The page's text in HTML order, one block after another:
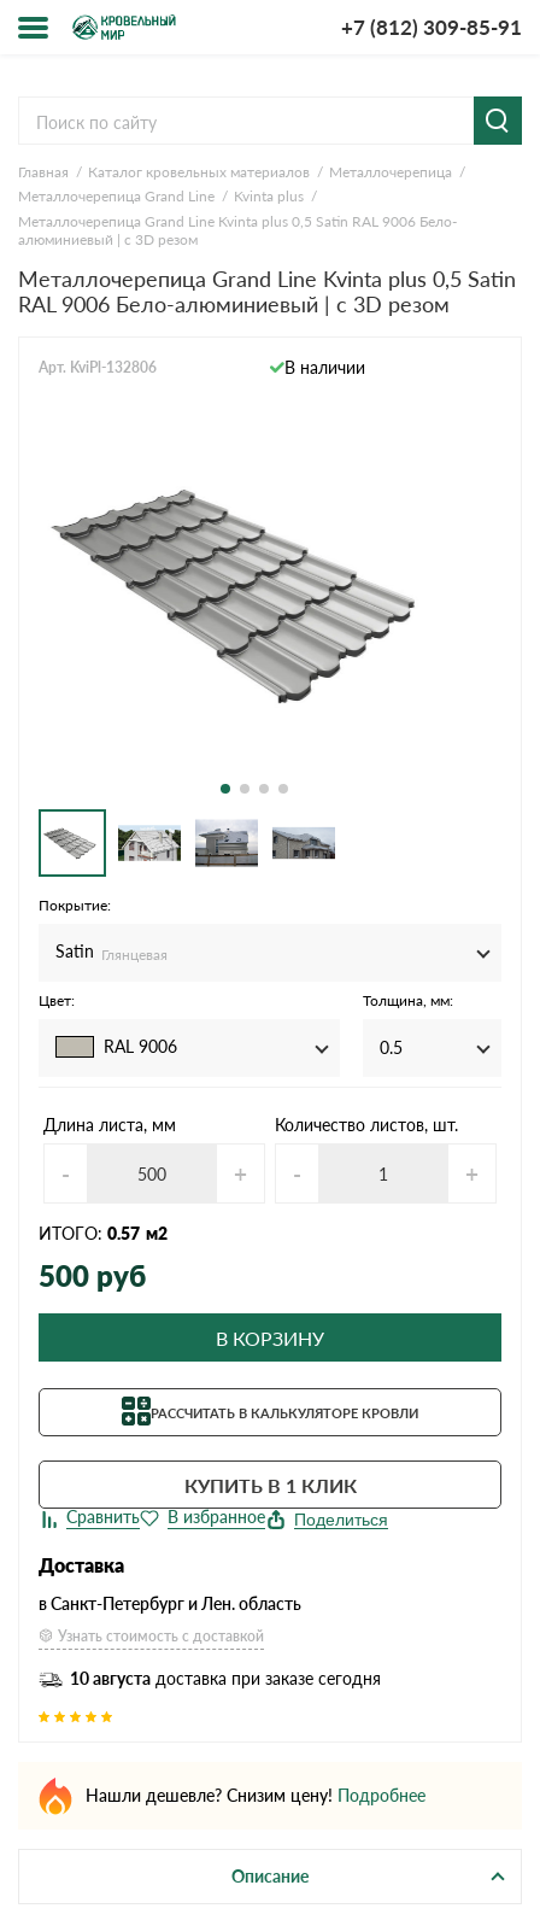
+7 (812) 309-85-91
и
рум
Расчет кровли из
металлочерепицы
Расчет
профнастила
для кровли
водостока
Расчет
Расчет
Главная Каталог кровельных материалов
Металлочерепица
Металлочерепица Grand Line
Kvinta plus
Металлочерепица Grand Line Kvinta plus 0,5 Satin RAL 9006 Бело-
алюминиевый | с 3D резом
Металлочерепица Grand Line Kvinta plus 0,5 Satin
RAL 9006 Бело-алюминиевый | с 3D резом
Арт. KviPl-132806 В наличии
Покрытие:
Satin Глянцевая
Цвет:
RAL 9006
Толщина, мм:
0.5
Длина листа, мм
- +
Количество листов, шт.
- +
ИТОГО: 0.57 м2
500 руб
В КОРЗИНУ
РАССЧИТАТЬ В КАЛЬКУЛЯТОРЕ КРОВЛИ
КУПИТЬ В 1 КЛИК
Поделиться
Доставка
в Санкт-Петербург и Лен. область
Узнать стоимость с доставкой
10 августа доставка при заказе сегодня
Нашли дешевле? Снизим цену! Подробнее
Описание